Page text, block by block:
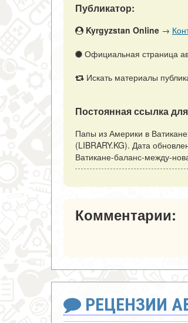
Публикатор:
Kyrgyzstan Online →
Официальная страница
Искать материалы
Постоянная ссылка
Папы из Америки в
(LIBRARY.KG). Дата
Ватикане-баланс-между-
Комментарии:
РЕЦЕНЗИИ